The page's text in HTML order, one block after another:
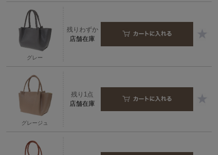
グレー
残りわずか
店舗在庫
グレージュ
残り1点
店舗在庫